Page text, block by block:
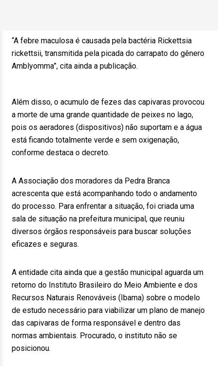
“A febre maculosa é causada pela bactéria Rickettsia
rickettsii, transmitida pela picada do carrapato do gênero
Amblyomma”, cita ainda a publicação.
Além disso, o acumulo de fezes das capivaras provocou
a morte de uma grande quantidade de peixes no lago,
pois os aeradores (dispositivos) não suportam e a água
está ficando totalmente verde e sem oxigenação,
conforme destaca o decreto.
A Associação dos moradores da Pedra Branca
acrescenta que está acompanhando todo o andamento
do processo. Para enfrentar a situação, foi criada uma
sala de situação na prefeitura municipal, que reuniu
diversos órgãos responsáveis para buscar soluções
eficazes e seguras.
A entidade cita ainda que a gestão municipal aguarda um
retorno do Instituto Brasileiro do Meio Ambiente e dos
Recursos Naturais Renováveis (Ibama) sobre o modelo
de estudo necessário para viabilizar um plano de manejo
das capivaras de forma responsável e dentro das
normas ambientais. Procurado, o instituto não se
posicionou.